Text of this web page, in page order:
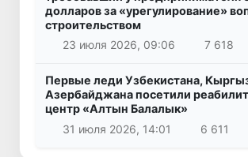
долларов за «урегулирование»
строительством
23 июля 2026, 09:06
7 618
Первые леди Узбекистана,
Азербайджана посетили
центр «Алтын Балалык»
31 июля 2026, 14:01
6 611